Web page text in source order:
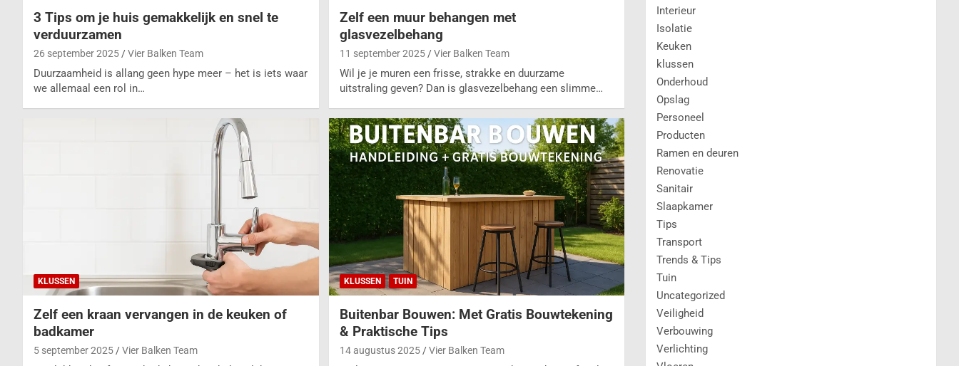
3 Tips om je huis gemakkelijk en snel te
verduurzamen
26 september 2025 Vier Balken Team
Duurzaamheid is allang geen hype meer – het is iets waar
we allemaal een rol in…
Zelf een muur behangen met
glasvezelbehang
11 september 2025 Vier Balken Team
Wil je je muren een frisse, strakke en duurzame
uitstraling geven? Dan is glasvezelbehang een slimme…
KLUSSEN
Zelf een kraan vervangen in de keuken of
badkamer
5 september 2025 Vier Balken Team
KLUSSEN TUIN
Buitenbar Bouwen: Met Gratis Bouwtekening
& Praktische Tips
14 augustus 2025 Vier Balken Team
Interieur
Isolatie
Keuken
klussen
Onderhoud
Opslag
Personeel
Producten
Ramen en deuren
Renovatie
Sanitair
Slaapkamer
Tips
Transport
Trends & Tips
Tuin
Uncategorized
Veiligheid
Verbouwing
Verlichting